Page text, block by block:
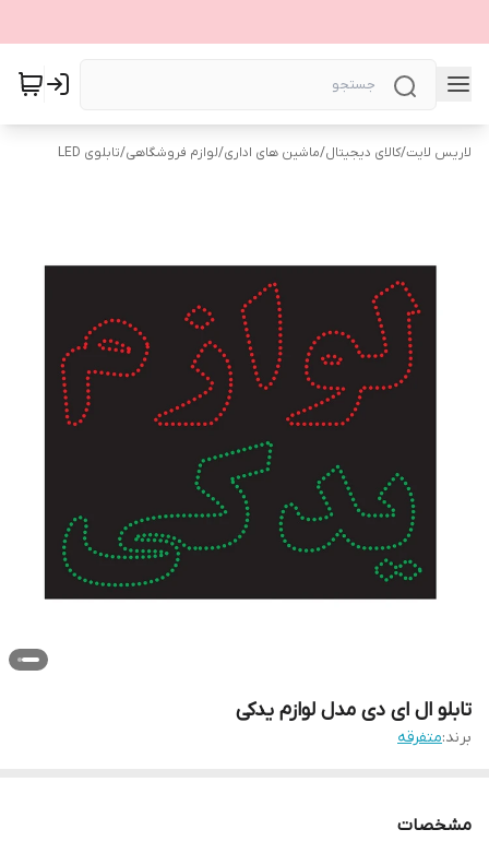
لاریس لایت/کالای دیجیتال/ماشین های اداری/لوازم فروشگاهی/تابلوی LED
تابلو ال ای دی مدل لوازم یدکی
برند:متفرقه
مشخصات